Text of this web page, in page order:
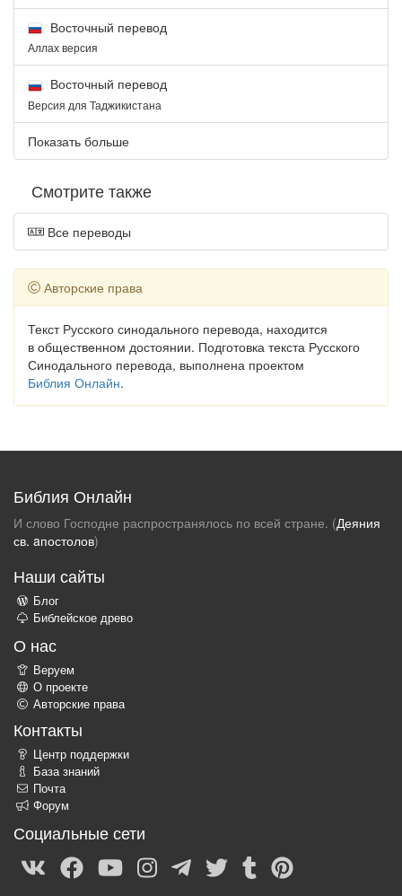
Восточный перевод
Аллах версия
Восточный перевод
Версия для Таджикистана
Показать больше
Смотрите также
Все переводы
Авторские права
Текст Русского синодального перевода, находится
в общественном достоянии. Подготовка текста Русского
Синодального перевода, выполнена проектом
Библия Онлайн.
Библия Онлайн
И слово Господне распространялось по всей стране. (Деяния
св. aпостолов)
Наши сайты
Блог
Библейское древо
О нас
Веруем
О проекте
Авторские права
Контакты
Центр поддержки
База знаний
Почта
Форум
Социальные сети